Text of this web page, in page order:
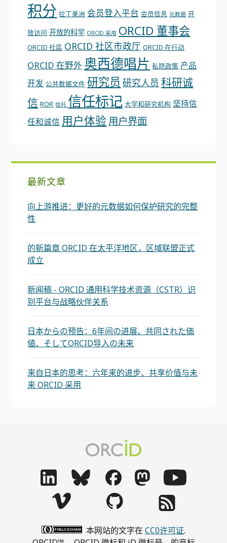
积分 拉丁美洲 会员登入平台 会员信息 元数据 开
放访问 开放的科学 ORCID 采用 ORCID 董事会
ORCID 社區 ORCID 社区市政厅 ORCID 在行动
ORCID 在野外 奥西德唱片 私隐政策 产品
开发 公共数据文件 研究员 研究人员 科研诚
信 ROR 信托 信任标记 大学和研究机构 坚持信
任和诚信 用户体验 用户界面
最新文章
向上游推进：更好的元数据如何保护研究的完整
性
的新篇章 ORCID 在太平洋地区，区域联盟正式
成立
新闻稿 - ORCID 通用科学技术资源（CSTR）识
别平台与战略伙伴关系
日本からの预告：6年间の进展、共同された価
値、そしてORCID导入の未来
来自日本的思考：六年来的进步、共享价值与未
来 ORCID 采用
本网站的文字在 CC0许可证.